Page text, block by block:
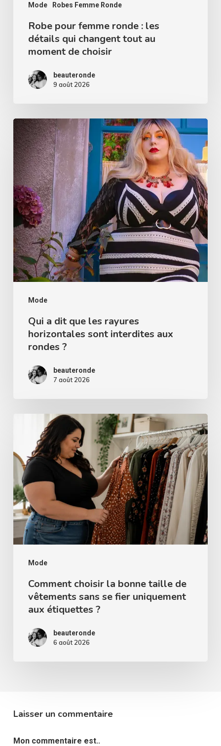
Mode Robes Femme Ronde
moment
choisir
Robe pour femme ronde : les
détails qui changent tout au
moment de choisir
beauteronde
9 août 2026
Mode
Qui
a
dit
que
les
rayures
horizontales
sont
interdites
aux
rondes
Qui a dit que les rayures
horizontales sont interdites aux
rondes ?
beauteronde
7 août 2026
Mode
Comment
la
bonne
taille
de
vêtements
sans
se
uniquement
étiquettes
Comment choisir la bonne taille de
vêtements sans se fier uniquement
aux étiquettes ?
beauteronde
6 août 2026
Laisser un commentaire
Mon commentaire est..